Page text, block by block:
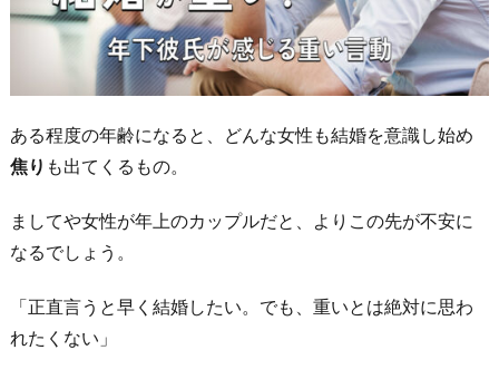
ある程度の年齢になると、どんな女性も結婚を意識し始め
焦り も出てくるもの。
ましてや女性が年上のカップルだと、よりこの先が不安に
なるでしょう。
「正直言うと早く結婚したい。でも、重いとは絶対に思わ
れたくない」